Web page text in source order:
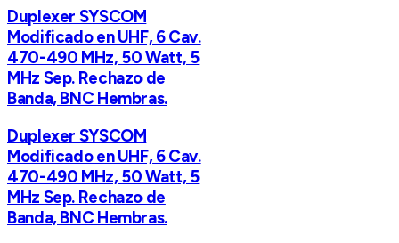
Duplexer SYSCOM
Modificado en UHF, 6 Cav.
470-490 MHz, 50 Watt, 5
MHz Sep. Rechazo de
Banda, BNC Hembras.
Duplexer SYSCOM
Modificado en UHF, 6 Cav.
470-490 MHz, 50 Watt, 5
MHz Sep. Rechazo de
Banda, BNC Hembras.